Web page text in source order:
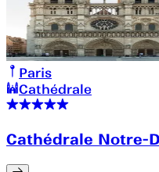
Paris
Cathédrale
Cathédrale Notre-